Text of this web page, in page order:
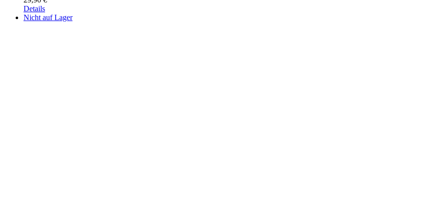
Details
Nicht auf Lager